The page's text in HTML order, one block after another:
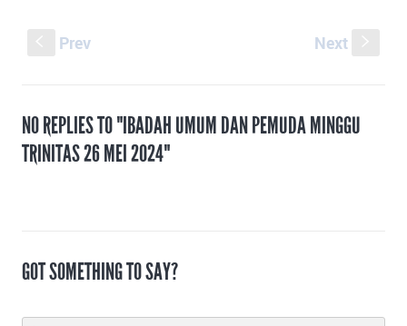
Prev Next
NO REPLIES TO "IBADAH UMUM DAN PEMUDA MINGGU
TRINITAS 26 MEI 2024"
GOT SOMETHING TO SAY?